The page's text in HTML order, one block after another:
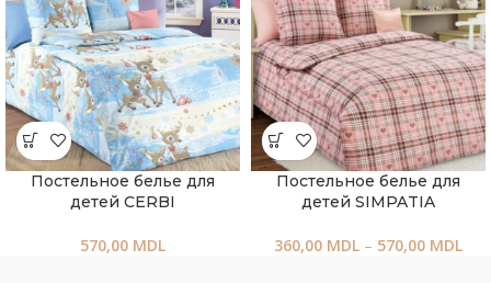
Постельное белье для
детей CERBI
570,00 MDL
Постельное белье для
детей SIMPATIA
360,00 MDL – 570,00 MDL